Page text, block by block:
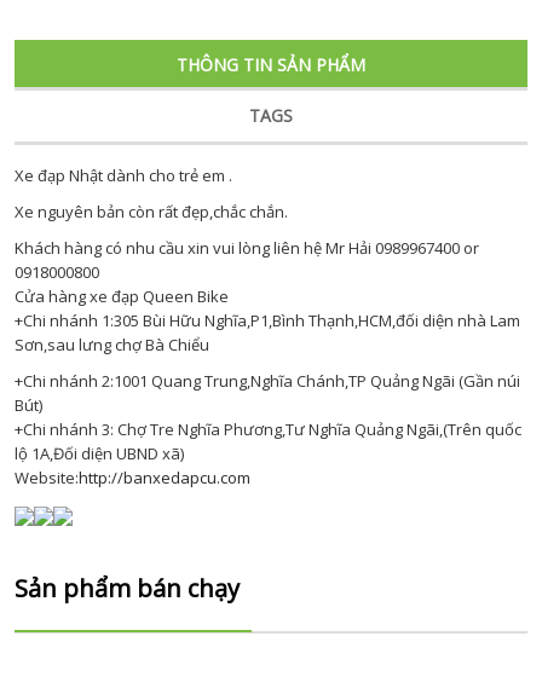
THÔNG TIN SẢN PHẨM
TAGS
Xe đạp Nhật dành cho trẻ em .
Xe nguyên bản còn rất đẹp,chắc chắn.
Khách hàng có nhu cầu xin vui lòng liên hệ Mr Hải 0989967400 or
0918000800
Cửa hàng xe đạp Queen Bike
+Chi nhánh 1:305 Bùi Hữu Nghĩa,P1,Bình Thạnh,HCM,đối diện nhà Lam
Sơn,sau lưng chợ Bà Chiểu
+Chi nhánh 2:1001 Quang Trung,Nghĩa Chánh,TP Quảng Ngãi (Gần núi
Bút)
+Chi nhánh 3: Chợ Tre Nghĩa Phương,Tư Nghĩa Quảng Ngãi,(Trên quốc
lộ 1A,Đối diện UBND xã)
Website:http://banxedapcu.com
Sản phẩm bán chạy